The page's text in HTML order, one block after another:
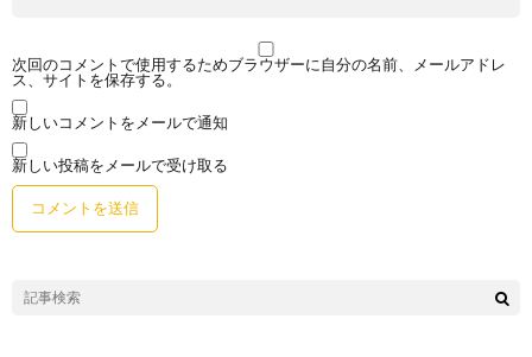
次回のコメントで使用するためブラウザーに自分の名前、メールアドレ
ス、サイトを保存する。
新しいコメントをメールで通知
新しい投稿をメールで受け取る